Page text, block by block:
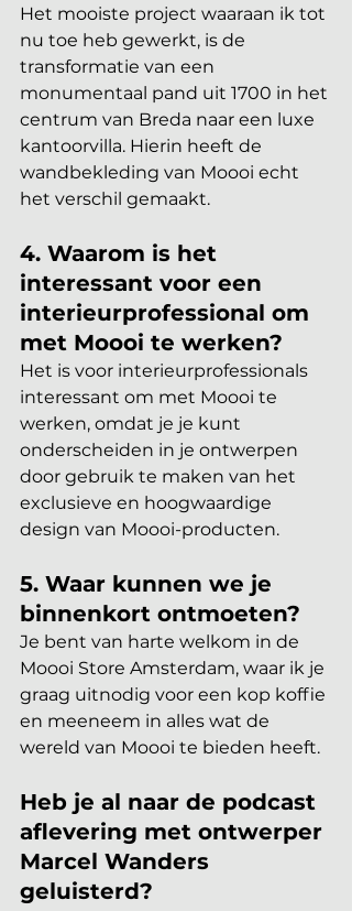
Het mooiste project waaraan ik tot
nu toe heb gewerkt, is de
transformatie van een
monumentaal pand uit 1700 in het
centrum van Breda naar een luxe
kantoorvilla. Hierin heeft de
wandbekleding van Moooi echt
het verschil gemaakt.
4. Waarom is het
interessant voor een
interieurprofessional om
met Moooi te werken?
Het is voor interieurprofessionals
interessant om met Moooi te
werken, omdat je je kunt
onderscheiden in je ontwerpen
door gebruik te maken van het
exclusieve en hoogwaardige
design van Moooi-producten.
5. Waar kunnen we je
binnenkort ontmoeten?
Je bent van harte welkom in de
Moooi Store Amsterdam, waar ik je
graag uitnodig voor een kop koffie
en meeneem in alles wat de
wereld van Moooi te bieden heeft.
Heb je al naar de podcast
aflevering met ontwerper
Marcel Wanders
geluisterd?